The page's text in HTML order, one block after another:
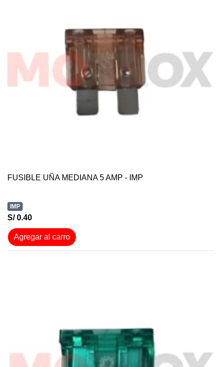
FUSIBLE UÑA MEDIANA 5 AMP - IMP
IMP
S/ 0.40
Agregar al carro